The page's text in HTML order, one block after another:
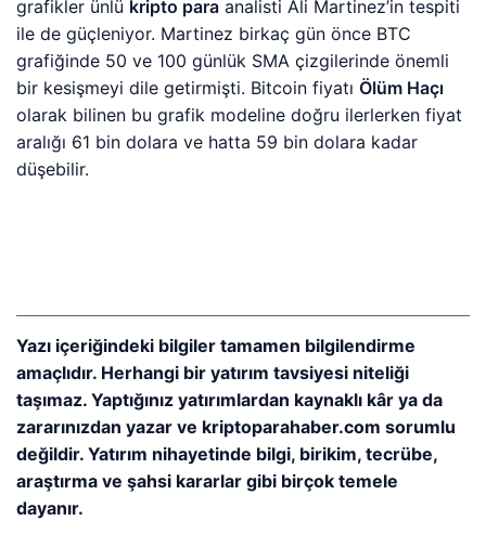
grafikler ünlü kripto para analisti Ali Martinez’in tespiti
ile de güçleniyor. Martinez birkaç gün önce BTC
grafiğinde 50 ve 100 günlük SMA çizgilerinde önemli
bir kesişmeyi dile getirmişti. Bitcoin fiyatıÖlüm Haçı
olarak bilinen bu grafik modeline doğru ilerlerken fiyat
aralığı 61 bin dolara ve hatta 59 bin dolara kadar
düşebilir.
Yazı içeriğindeki bilgiler tamamen bilgilendirme
amaçlıdır. Herhangi bir yatırım tavsiyesi niteliği
taşımaz. Yaptığınız yatırımlardan kaynaklı kâr ya da
zararınızdan yazar ve kriptoparahaber.com sorumlu
değildir. Yatırım nihayetinde bilgi, birikim, tecrübe,
araştırma ve şahsi kararlar gibi birçok temele
dayanır.